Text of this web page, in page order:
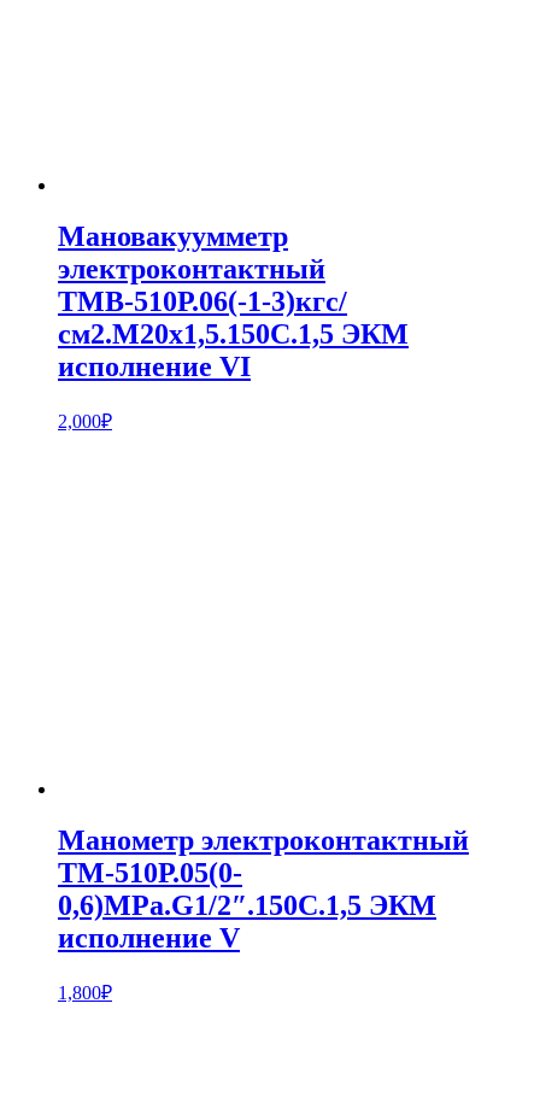
Мановакуумметр
электроконтактный
ТМВ-510Р.06(-1-3)кгс/
см2.M20x1,5.150С.1,5 ЭКМ
исполнение VI
2,000₽
Манометр электроконтактный
ТМ-510Р.05(0-
0,6)МPa.G1/2″.150С.1,5 ЭКМ
исполнение V
1,800₽